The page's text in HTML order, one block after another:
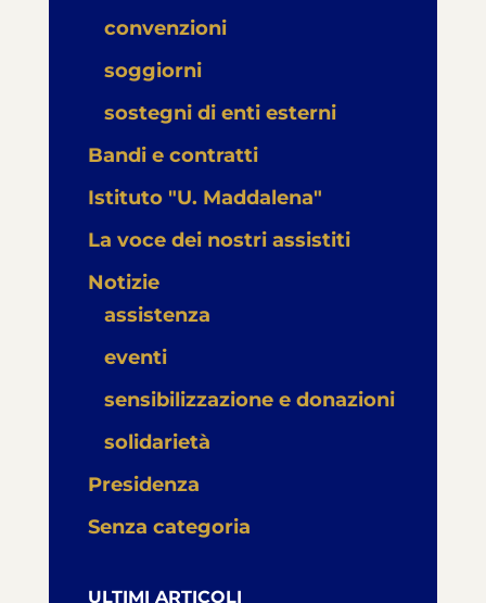
convenzioni
soggiorni
sostegni di enti esterni
Bandi e contratti
Istituto "U. Maddalena"
La voce dei nostri assistiti
Notizie
assistenza
eventi
sensibilizzazione e donazioni
solidarietà
Presidenza
Senza categoria
ULTIMI ARTICOLI